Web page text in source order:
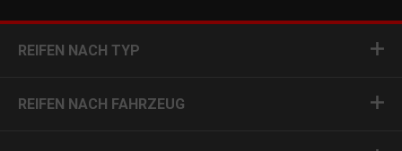
REIFEN NACH TYP
REIFEN NACH FAHRZEUG